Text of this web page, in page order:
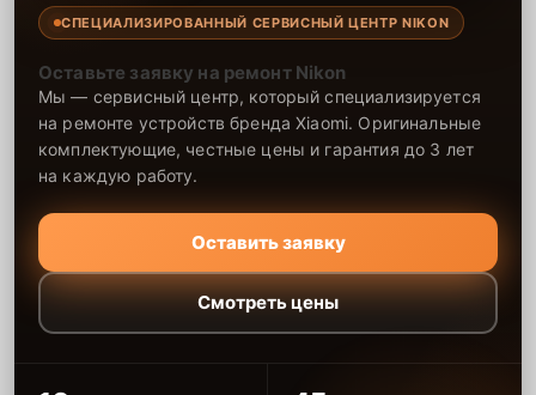
СПЕЦИАЛИЗИРОВАННЫЙ СЕРВИСНЫЙ ЦЕНТР NIKON
Оставьте заявку на ремонт Nikon
Мы — сервисный центр, который специализируется
на ремонте устройств бренда Xiaomi. Оригинальные
комплектующие, честные цены и гарантия до 3 лет
на каждую работу.
Оставить заявку
Смотреть цены